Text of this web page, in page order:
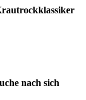
nach sich